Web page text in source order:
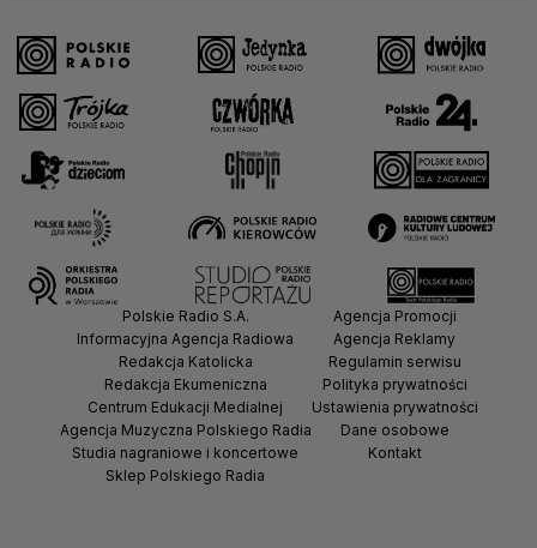
Polskie Radio S.A.
Informacyjna Agencja Radiowa
Redakcja Katolicka
Redakcja Ekumeniczna
Centrum Edukacji Medialnej
Agencja Muzyczna Polskiego Radia
Studia nagraniowe i koncertowe
Sklep Polskiego Radia
Agencja Promocji
Agencja Reklamy
Regulamin serwisu
Polityka prywatności
Ustawienia prywatności
Dane osobowe
Kontakt